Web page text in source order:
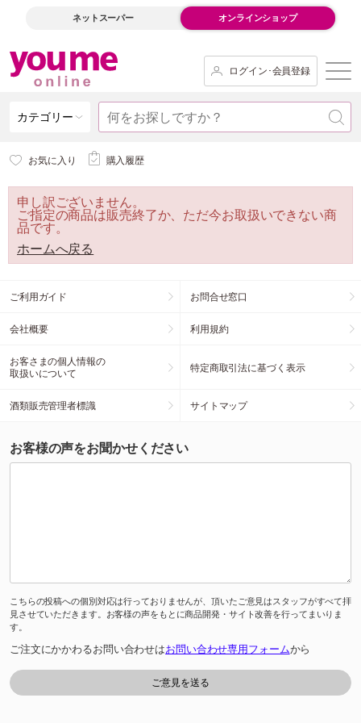
ネットスーパー オンラインショップ
ログイン･会員登録
カテゴリー
お気に入り 購入履歴
申し訳ございません。
ご指定の商品は販売終了か、ただ今お取扱いできない商
品です。
ホームへ戻る
ご利用ガイド お問合せ窓口
会社概要 利用規約
お客さまの個人情報の
取扱いについて
特定商取引法に基づく表示
酒類販売管理者標識 サイトマップ
お客様の声をお聞かせください
こちらの投稿への個別対応は行っておりませんが、頂いたご意見はスタッフがすべて拝
見させていただきます。お客様の声をもとに商品開発・サイト改善を行ってまいりま
す。
ご注文にかかわるお問い合わせはお問い合わせ専用フォームから